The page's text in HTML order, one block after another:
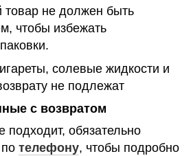
не должен быть
чтобы избежать
солевые жидкости и
не подлежат
с возвратом
подходит, обязательно
телефону, чтобы подробно